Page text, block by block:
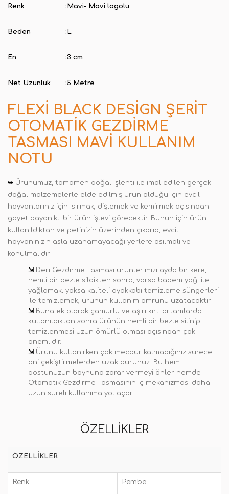
Renk : Mavi- Mavi logolu
Beden : L
En :3 cm
Net Uzunluk :5 Metre
FLEXI BLACK DESIGN ŞERIT
OTOMATIK GEZDIRME
TASMASI MAVI KULLANIM
NOTU
➥ Ürünümüz, tamamen doğal işlenti ile imal edilen gerçek
doğal malzemelerle elde edilmiş ürün olduğu için evcil
hayvanlarınız için ısırmak, dişlemek ve kemirmek açısından
gayet dayanıklı bir ürün işlevi görecektir. Bunun için ürün
kullanıldıktan ve petinizin üzerinden çıkarıp, evcil
hayvanınızın asla uzanamayacağı yerlere asılmalı ve
konulmalıdır.
⇲ Deri Gezdirme Tasması ürünlerimizi ayda bir kere,
nemli bir bezle sildikten sonra, varsa badem yağı ile
yağlamak; yoksa kaliteli ayakkabı temizleme süngerleri
ile temizlemek, ürünün kullanım ömrünü uzatacaktır.
⇲ Buna ek olarak çamurlu ve aşırı kirli ortamlarda
kullanıldıktan sonra ürünün nemli bir bezle silinip
temizlenmesi uzun ömürlü olması açısından çok
önemlidir.
⇲ Ürünü kullanırken çok mecbur kalmadığınız sürece
ani çekiştirmelerden uzak durunuz. Bu hem
dostunuzun boynuna zarar vermeyi önler hemde
Otomatik Gezdirme Tasmasının iç mekanizması daha
uzun süreli kullanıma yol açar.
ÖZELLIKLER
ÖZELLIKLER
Renk Pembe